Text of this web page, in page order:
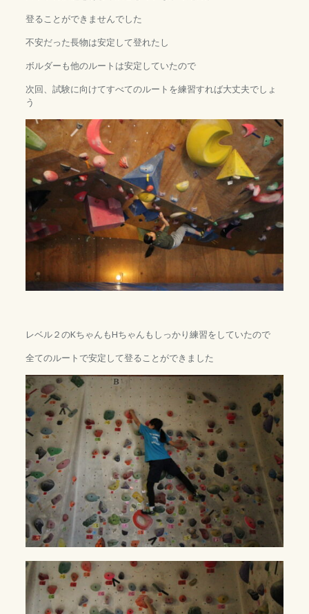
登ることができませんでした
不安だった長物は安定して登れたし
ボルダーも他のルートは安定していたので
次回、試験に向けてすべてのルートを練習すれば大丈夫でしょ
う
レベル２のKちゃんもHちゃんもしっかり練習をしていたので
全てのルートで安定して登ることができました